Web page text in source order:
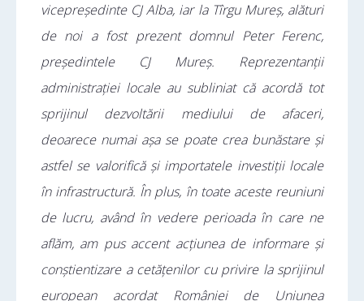
vicepreședinte CJ Alba, iar la Tîrgu Mureș, alături
de noi a fost prezent domnul Peter Ferenc,
președintele CJ Mureș. Reprezentanții
administrației locale au subliniat că acordă tot
sprijinul dezvoltării mediului de afaceri,
deoarece numai așa se poate crea bunăstare și
astfel se valorifică și importatele investiții locale
în infrastructură. În plus, în toate aceste reuniuni
de lucru, având în vedere perioada în care ne
aflăm, am pus accent acțiunea de informare și
conștientizare a cetățenilor cu privire la sprijinul
european acordat României de Uniunea